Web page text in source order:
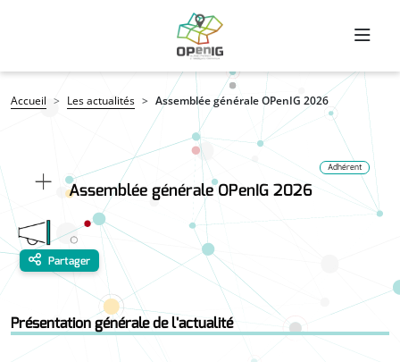
Fil d'Ariane
Accueil Les actualités Assemblée générale OPenIG 2026
Assemblée générale OPenIG 2026
Adhérent
Partager
Présentation générale de l'actualité